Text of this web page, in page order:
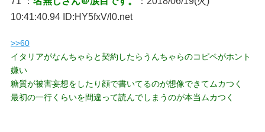
10:41:40.94 ID:HY5fxV/l0.net
>>60
イタリアがなんちゃらと契約したらうんちゃらのコピペがホント
嫌い
糖質が被害妄想をしたり顔で書いてるのが想像できてムカつく
最初の一行くらいを間違って読んでしまうのが本当ムカつく